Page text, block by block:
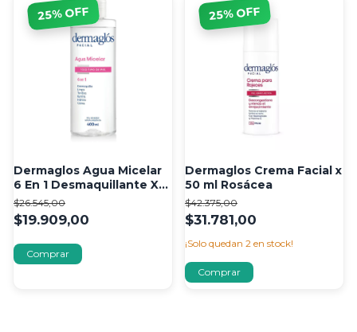
Dermaglos Agua Micelar
6 En 1 Desmaquillante X
400 Ml
$19.909,00
$26.545,00
25% OFF
Dermaglos Crema Facial x
50 ml Rosácea
$31.781,00
$42.375,00
25% OFF
¡Solo quedan 2 en stock!